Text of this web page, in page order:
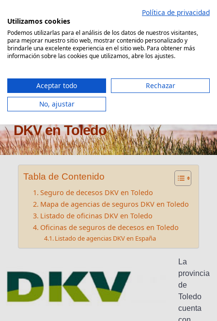
contenido
Comparador Seguro Decesos
Oficinas seguros de decesos
DKV en Toledo
Tabla de Contenido
Seguro de decesos DKV en Toledo
Mapa de agencias de seguros DKV en Toledo
Listado de oficinas DKV en Toledo
Oficinas de seguros de decesos en Toledo
Listado de agencias DKV en España
La
provincia
de
Toledo
cuenta
Política de privacidad
Utilizamos cookies
Podemos utilizarlas para el análisis de los datos de nuestros visitantes,
para mejorar nuestro sitio web, mostrar contenido personalizado y
brindarle una excelente experiencia en el sitio web. Para obtener más
información sobre las cookies que utilizamos, abre los ajustes.
Aceptar todo
Rechazar
No, ajustar